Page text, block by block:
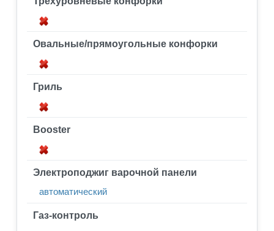
Овальные/прямоугольные конфорки
Гриль
Booster
Электроподжиг варочной панели
автоматический
Газ-контроль